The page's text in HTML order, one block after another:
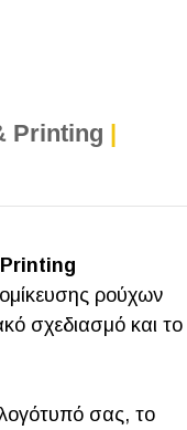
Printing |
ρούχων
σχεδιασμό και το
σας, το